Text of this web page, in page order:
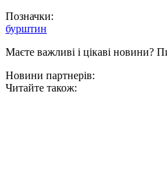
Позначки:
бурштин
Маєте важливі і цікаві новини?
Новини партнерів:
Читайте також: